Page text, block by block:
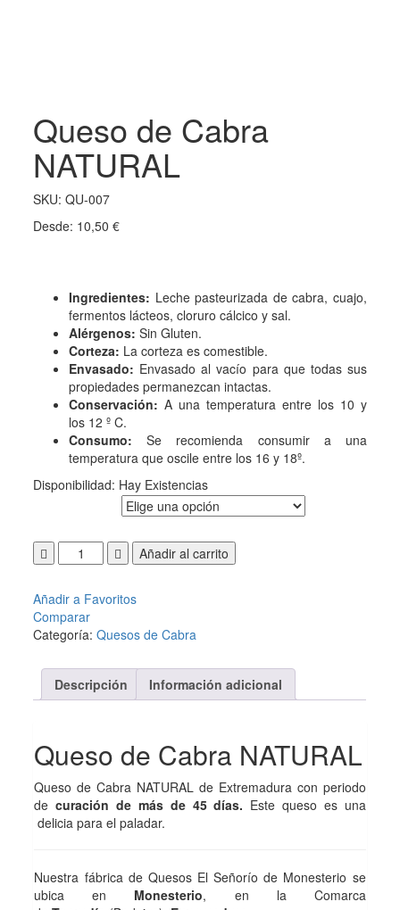
Queso de Cabra
NATURAL
SKU:QU-007
Desde: 10,50€
Ingredientes: Leche pasteurizada de cabra, cuajo,
fermentos lácteos, cloruro cálcico y sal.
Alérgenos: Sin Gluten.
Corteza: La corteza es comestible.
Envasado: Envasado al vacío para que todas sus
propiedades permanezcan intactas.
Conservación: A una temperatura entre los 10 y
los 12 º C.
Consumo: Se recomienda consumir a una
temperatura que oscile entre los 16 y 18º.
Disponibilidad: Hay Existencias
Añadir al carrito
Añadir a Favoritos
Comparar
Categoría:Quesos de Cabra
Descripción Información adicional
Queso de Cabra NATURAL
Queso de Cabra NATURAL de Extremadura con periodo
decuración de más de 45 días. Este queso es una
delicia para el paladar.
Nuestra fábrica de Quesos El Señorío de Monesterio se
ubica en Monesterio, en la Comarca